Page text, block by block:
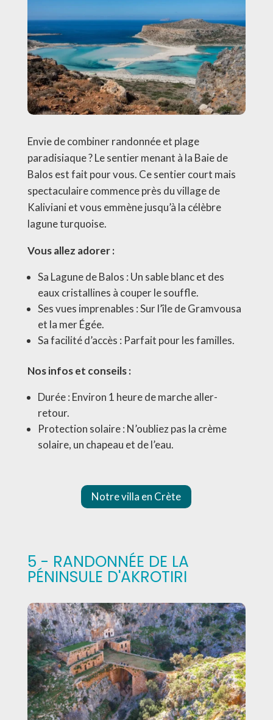
Envie de combiner randonnée et plage
paradisiaque ? Le sentier menant à la Baie de
Balos est fait pour vous. Ce sentier court mais
spectaculaire commence près du village de
Kaliviani et vous emmène jusqu’à la célèbre
lagune turquoise.
Vous allez adorer :
Sa Lagune de Balos : Un sable blanc et des
eaux cristallines à couper le souffle.
Ses vues imprenables : Sur l’île de Gramvousa
et la mer Égée.
Sa facilité d’accès : Parfait pour les familles.
Nos infos et conseils :
Durée : Environ 1 heure de marche aller-
retour.
Protection solaire : N’oubliez pas la crème
solaire, un chapeau et de l’eau.
Notre villa en Crète
5 - RANDONNÉE DE LA
PÉNINSULE D'AKROTIRI